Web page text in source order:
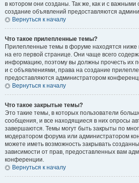
в котором они созданы. Так же, как и с
создание объявлений предоставляются
Вернуться к началу
Что такое прилепленные темы?
Прилепленные темы в форуме находятся ниже
на его первой странице. Они чаще всего
информацию, поэтому вы должны прочесть их
и с объявлениями, права на создание
предоставляются администратором
Вернуться к началу
Что такое закрытые темы?
Это такие темы, в которых пользователи
сообщения, и все находящиеся в них опросы
завершаются. Темы могут быть закрыты по
модератором форума или администратором
можете иметь возможность закрывать
зависимости от прав, предоставленных вам
конференции.
Вернуться к началу